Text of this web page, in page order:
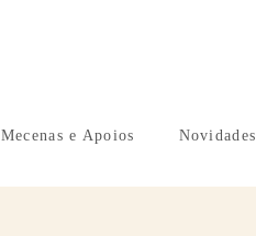
Mecenas e Apoios Novidades